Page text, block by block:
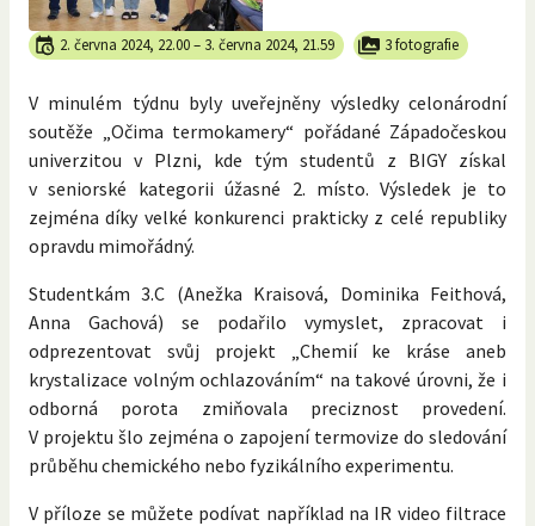
2. června 2024, 22.00– 3. června 2024, 21.59 3 fotografie
V minulém týdnu byly uveřejněny výsledky celonárodní
soutěže „Očima termokamery“ pořádané Západočeskou
univerzitou v Plzni, kde tým studentů z BIGY získal
v seniorské kategorii úžasné 2. místo. Výsledek je to
zejména díky velké konkurenci prakticky z celé republiky
opravdu mimořádný.
Studentkám 3.C (Anežka Kraisová, Dominika Feithová,
Anna Gachová) se podařilo vymyslet, zpracovat i
odprezentovat svůj projekt „Chemií ke kráse aneb
krystalizace volným ochlazováním“ na takové úrovni, že i
odborná porota zmiňovala preciznost provedení.
V projektu šlo zejména o zapojení termovize do sledování
průběhu chemického nebo fyzikálního experimentu.
V příloze se můžete podívat například na IR video filtrace